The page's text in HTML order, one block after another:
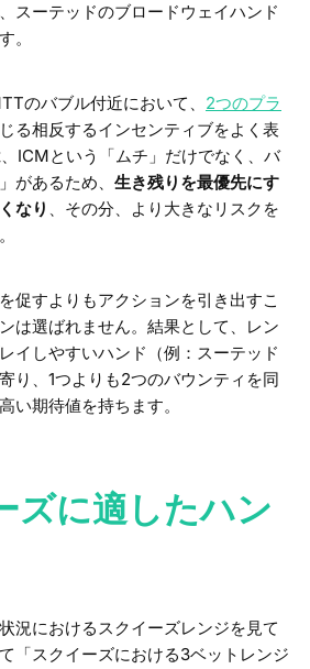
スーテッドのブロードウェイハンド
。
のバブル付近において、 2つのプラ
る相反するインセンティブをよく表
、ICMという「ムチ」だけでなく、バ
があるため、 生き残りを最優先にす
なり 、その分、より大きなリスクを
促すよりもアクションを引き出すこ
は選ばれません。結果として、レン
イしやすいハンド（例：スーテッド
り、1つよりも2つのバウンティを同
い期待値を持ちます。
ズに適したハン
況におけるスクイーズレンジを見て
「スクイーズにおける3ベットレンジ